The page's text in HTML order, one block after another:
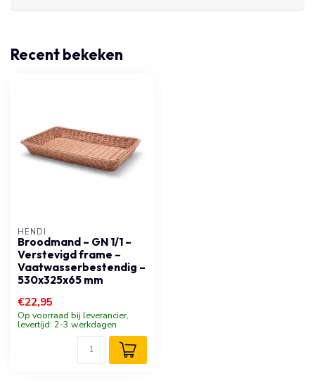
Recent bekeken
HENDI
Broodmand – GN 1/1 –
Verstevigd frame –
Vaatwasserbestendig –
530x325x65 mm
€22,95
Op voorraad bij leverancier,
levertijd: 2-3 werkdagen